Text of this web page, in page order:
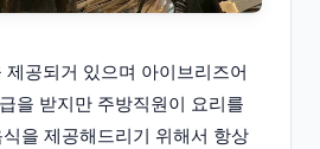
공되거 있으며 아이브리즈어
을 받지만 주방직원이 요리를
을 제공해드리기 위해서 항상